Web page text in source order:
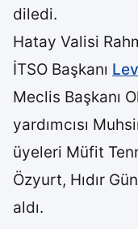
diledi.
Hatay Valisi
İTSO Başkanı
Meclis Başkanı
yardımcısı
üyeleri Müfit
Özyurt, Hıdır
aldı.